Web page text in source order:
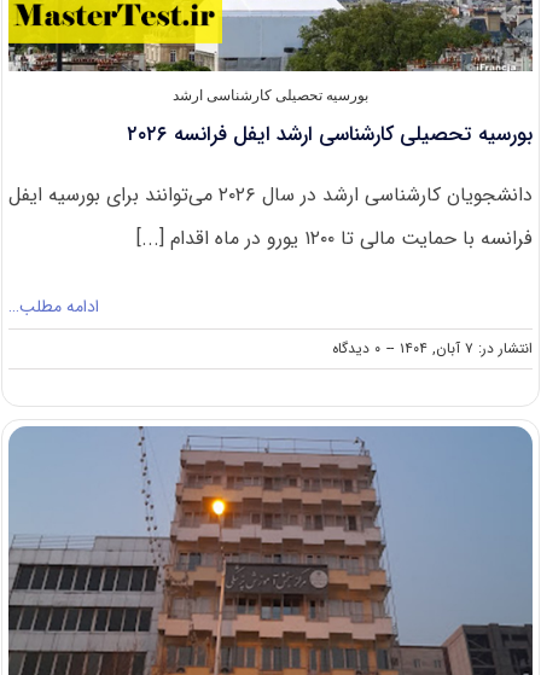
بورسیه تحصیلی کارشناسی ارشد
بورسیه تحصیلی کارشناسی ارشد ایفل فرانسه ۲۰۲۶
دانشجویان کارشناسی ارشد در سال ۲۰۲۶ می‌توانند برای بورسیه ایفل
فرانسه با حمایت مالی تا ۱۲۰۰ یورو در ماه اقدام [...]
ادامه مطلب…
انتشار در: ۷ آبان, ۱۴۰۴ -- ۰ دیدگاه
on
بورسیه
کارشناسی
ارشد
ایفل
فرانسه
۲۰۲۶